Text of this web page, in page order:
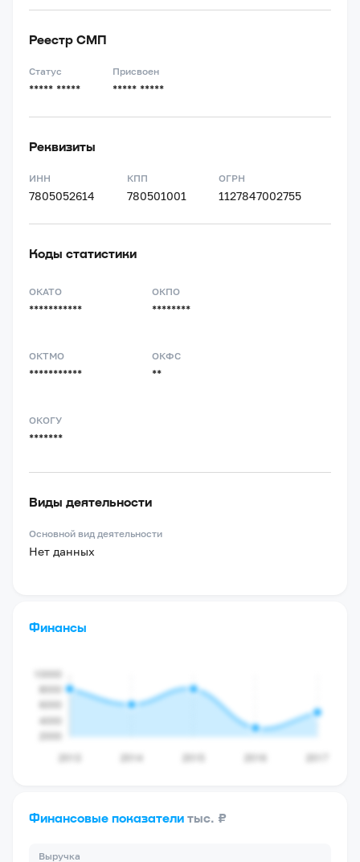
Реестр СМП
Статус
***** *****
Присвоен
***** *****
Реквизиты
ИНН
7805052614
КПП
780501001
ОГРН
1127847002755
Коды статистики
ОКАТО
***********
ОКПО
********
ОКТМО
***********
ОКФС
**
ОКОГУ
*******
Виды деятельности
Основной вид деятельности
Нет данных
Финансы
Финансовые показатели тыс. ₽
Выручка